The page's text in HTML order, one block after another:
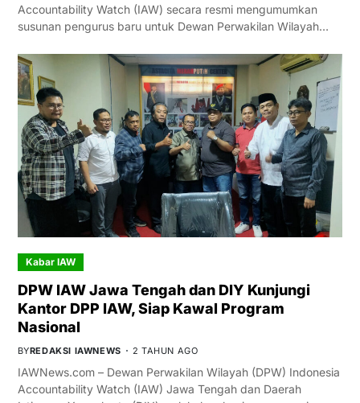
Accountability Watch (IAW) secara resmi mengumumkan
susunan pengurus baru untuk Dewan Perwakilan Wilayah…
Kabar IAW
DPW IAW Jawa Tengah dan DIY Kunjungi
Kantor DPP IAW, Siap Kawal Program
Nasional
BYREDAKSI IAWNEWS 2 TAHUN AGO
IAWNews.com – Dewan Perwakilan Wilayah (DPW) Indonesia
Accountability Watch (IAW) Jawa Tengah dan Daerah